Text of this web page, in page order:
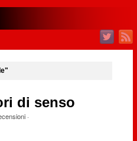
di senso
·